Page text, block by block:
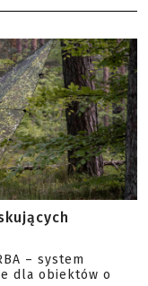
– system
dla obiektów o